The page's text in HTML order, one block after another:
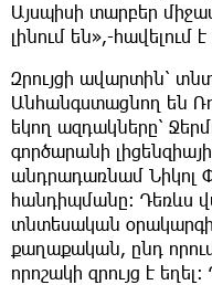
Այսպիսի տարբեր
լինում են»,-հավելում է
Զրույցի ավարտին՝
Անհանգստացնող են
եկող ազդակները՝
գործարանի
անդրադառնամ Նիկոլ
հանդիպմանը։ Դեռևս
տնտեսական օրակարգի
քաղաքական, ընդ
որոշակի զրույց է